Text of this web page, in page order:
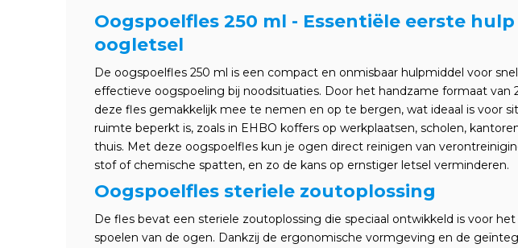
Oogspoelfles 250 ml - Essentiële eerste
oogletsel
De oogspoelfles 250 ml is een compact en onmisbaar hulpmiddel voor
effectieve oogspoeling bij noodsituaties. Door het handzame formaat van
deze fles gemakkelijk mee te nemen en op te bergen, wat ideaal is voor
ruimte beperkt is, zoals in EHBO koffers op werkplaatsen, scholen,
thuis. Met deze oogspoelfles kun je ogen direct reinigen van
stof of chemische spatten, en zo de kans op ernstiger letsel verminderen.
Oogspoelfles steriele zoutoplossing
De fles bevat een steriele zoutoplossing die speciaal ontwikkeld is voor het
spoelen van de ogen. Dankzij de ergonomische vormgeving en de